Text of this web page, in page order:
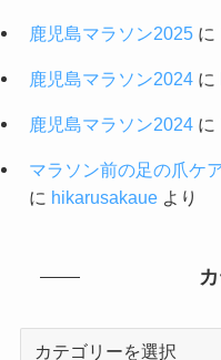
鹿児島マラソン2025に
鹿児島マラソン2024に
鹿児島マラソン2024に
マラソン前の足の爪ケ
に hikarusakaueより